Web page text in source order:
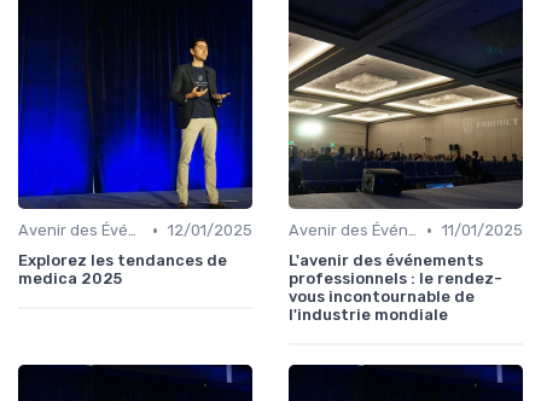
Avenir des Événements B2B • 12/01/2025
Explorez les tendances de
medica 2025
Avenir des Événements B2B • 11/01/2025
L'avenir des événements
professionnels : le rendez-
vous incontournable de
l'industrie mondiale